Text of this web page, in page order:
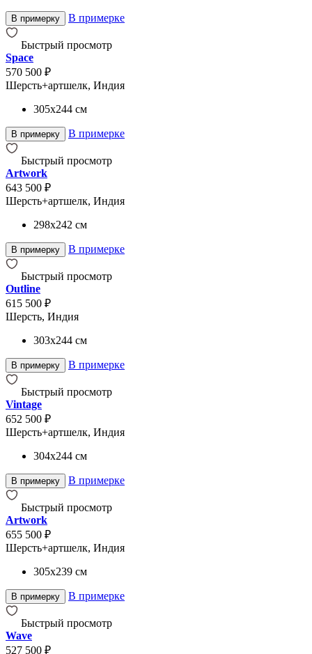
В примерку В примерке
Быстрый просмотр
Space
570 500 ₽
Шерсть+артшелк, Индия
305x244 см
В примерку В примерке
Быстрый просмотр
Artwork
643 500 ₽
Шерсть+артшелк, Индия
298x242 см
В примерку В примерке
Быстрый просмотр
Outline
615 500 ₽
Шерсть, Индия
303x244 см
В примерку В примерке
Быстрый просмотр
Vintage
652 500 ₽
Шерсть+артшелк, Индия
304x244 см
В примерку В примерке
Быстрый просмотр
Artwork
655 500 ₽
Шерсть+артшелк, Индия
305x239 см
В примерку В примерке
Быстрый просмотр
Wave
527 500 ₽